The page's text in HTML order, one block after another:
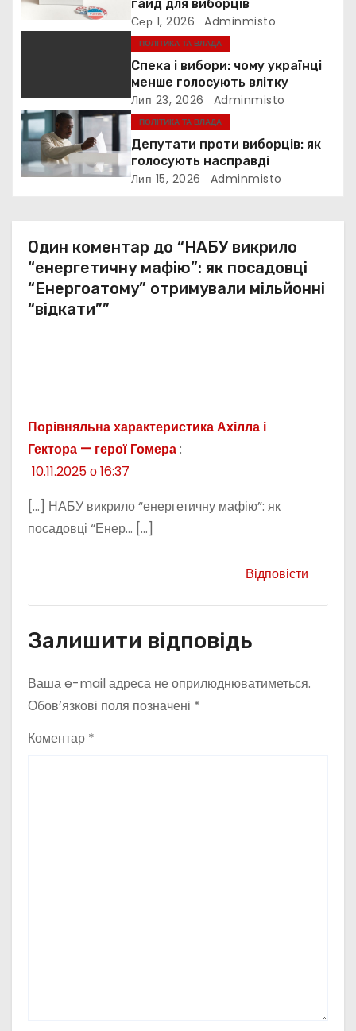
с
і
в
гайд для виборців
Сер 1, 2026 Adminmisto
ПОЛІТИКА ТА ВЛАДА
Спека і вибори: чому українці
менше голосують влітку
Лип 23, 2026 Adminmisto
ПОЛІТИКА ТА ВЛАДА
Депутати проти виборців: як
голосують насправді
Лип 15, 2026 Adminmisto
Один коментар до “НАБУ викрило
“енергетичну мафію”: як посадовці
“Енергоатому” отримували мільйонні
“відкати””
Порівняльна характеристика Ахілла і
Гектора — герої Гомера:
10.11.2025 о 16:37
[…] НАБУ викрило “енергетичну мафію”: як
посадовці “Енер… […]
Відповісти
Залишити відповідь
Ваша e-mail адреса не оприлюднюватиметься.
Обов’язкові поля позначені *
Коментар *